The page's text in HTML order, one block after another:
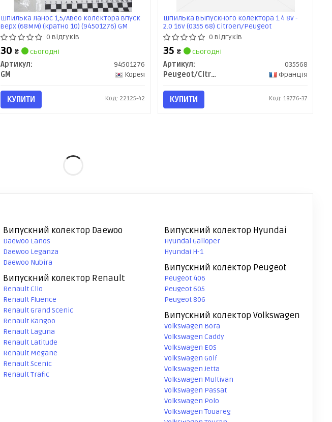
Шпилька Ланос 1,5/Авео колектора впуск
верх (68мм) (кратно 10) (94501276) GM
0 відгуків
30₴
сьогодні
Артикул:
94501276
GM
Корея
КУПИТИ Код: 22125-42
Шпилька выпускного колектора 1.4 8v -
2.0 16v (0355 68) Citroen/Peugeot
0 відгуків
35₴
сьогодні
Артикул:
035568
Peugeot/Citroen
Франція
КУПИТИ Код: 18776-37
Випускний колектор Daewoo
Daewoo Lanos
Daewoo Leganza
Daewoo Nubira
Випускний колектор Hyundai
Hyundai Galloper
Hyundai H-1
Випускний колектор Peugeot
Peugeot 406
Peugeot 605
Peugeot 806
Випускний колектор Renault
Renault Clio
Renault Fluence
Renault Grand Scenic
Renault Kangoo
Renault Laguna
Renault Latitude
Renault Megane
Renault Scenic
Renault Trafic
Випускний колектор Volkswagen
Volkswagen Bora
Volkswagen Caddy
Volkswagen EOS
Volkswagen Golf
Volkswagen Jetta
Volkswagen Multivan
Volkswagen Passat
Volkswagen Polo
Volkswagen Touareg